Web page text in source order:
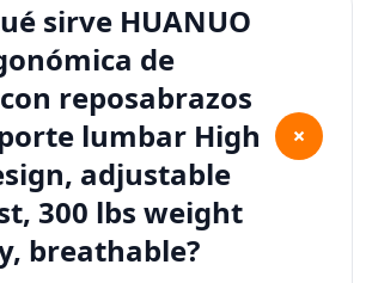
sirve HUANUO
de
reposabrazos
lumbar High
adjustable
300 lbs weight
breathable?
+